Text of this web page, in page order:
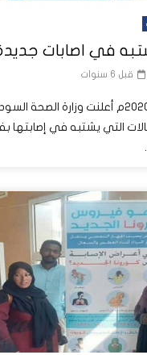
في اصابات جديدة
قبل 6 سنوات
عاين – 15 مارس 2020م أعلنت وزارة
التي يشتبه في إصابتها